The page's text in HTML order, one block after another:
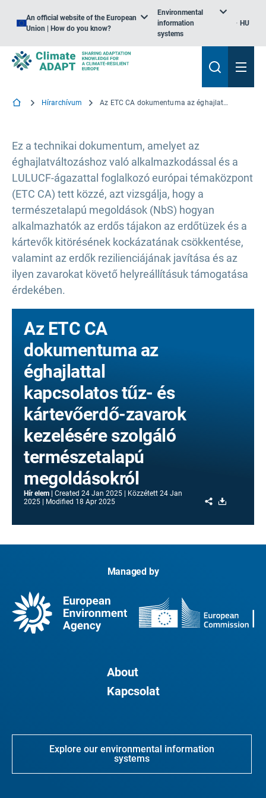
An official website of the European
Union | How do you know?
Environmental
information
systems
HU
Hírarchívum Az ETC CA dokumentuma az éghajlattal kapcsolatos tűz- és kártevőerdő-zavarok kezelésére szolgáló természetalapú megoldásokról
Ez a technikai dokumentum, amelyet az
éghajlatváltozáshoz való alkalmazkodással és a
LULUCF-ágazattal foglalkozó európai témaközpont
(ETC CA) tett közzé, azt vizsgálja, hogy a
természetalapú megoldások (NbS) hogyan
alkalmazhatók az erdős tájakon az erdőtüzek és a
kártevők kitörésének kockázatának csökkentése,
valamint az erdők rezilienciájának javítása és az
ilyen zavarokat követő helyreállításuk támogatása
érdekében.
Az ETC CA
dokumentuma az
éghajlattal
kapcsolatos tűz- és
kártevőerdő-zavarok
kezelésére szolgáló
természetalapú
megoldásokról
Hír elem Created 24 Jan 2025 Közzétett 24 Jan
2025
Modified 18 Apr 2025 Share
Managed by
About
Kapcsolat
Explore our environmental information
systems